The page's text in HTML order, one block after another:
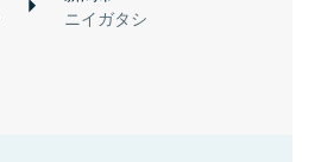
ニイガタシ